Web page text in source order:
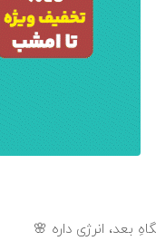
بعد، انرژی داره 🌸